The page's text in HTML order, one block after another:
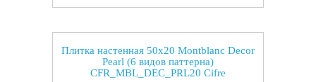
Плитка настенная 50x20 Montblanc Decor
Pearl (6 видов паттерна)
CFR_MBL_DEC_PRL20 Cifre